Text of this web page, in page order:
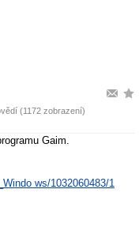
(1172 zobrazení)
Gaim.
ws/1032060483/1